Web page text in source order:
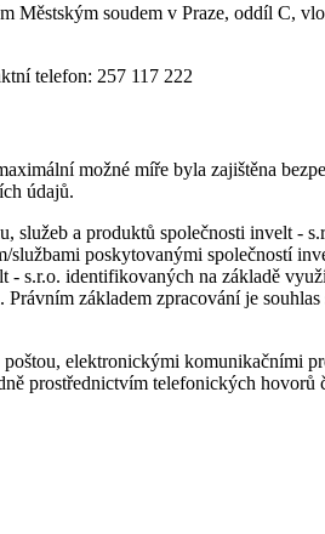
Městským soudem v Praze, oddíl C,
telefon: 257 117 222
možné míře byla zajištěna
údajů.
služeb a produktů společnosti invelt -
poskytovanými společností
- s.r.o. identifikovaných na základě
základem zpracování je souhlas
elektronickými komunikačními
prostřednictvím telefonických hovorů